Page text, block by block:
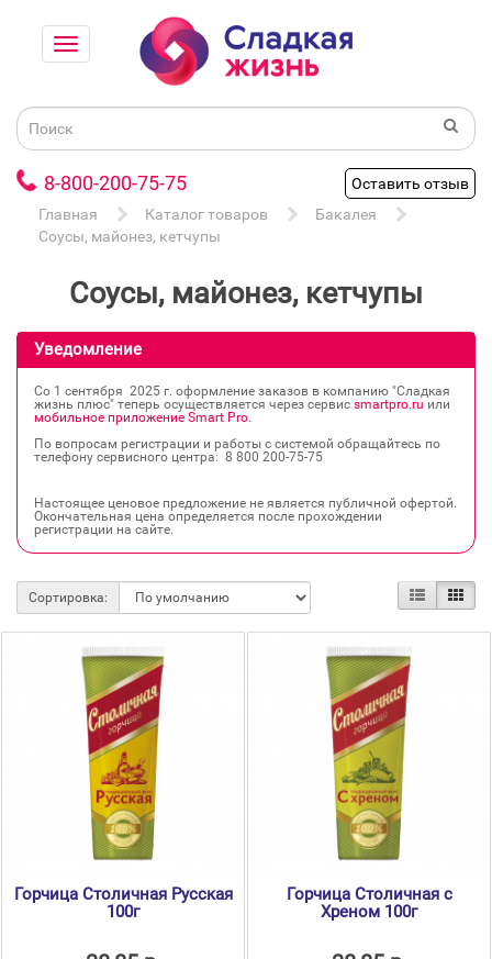
8-800-200-75-75
Оставить отзыв
Главная
Каталог товаров
Бакалея
Соусы, майонез, кетчупы
Соусы, майонез, кетчупы
Уведомление
Со 1 сентября 2025 г. оформление заказов в компанию "Сладкая
жизнь плюс" теперь осуществляется через сервис smartpro.ru или
мобильное приложение Smart Pro.
По вопросам регистрации и работы с системой обращайтесь по
телефону сервисного центра: 8 800 200‐75‐75
Настоящее ценовое предложение не является публичной офертой.
Окончательная цена определяется после прохождении
регистрации на сайте.
Сортировка:
Горчица Столичная Русская
100г
Горчица Столичная с
Хреном 100г